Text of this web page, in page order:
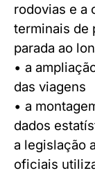
rodovias e a
terminais de
parada ao
• a
das viagens
• a
dados
a legislação
oficiais